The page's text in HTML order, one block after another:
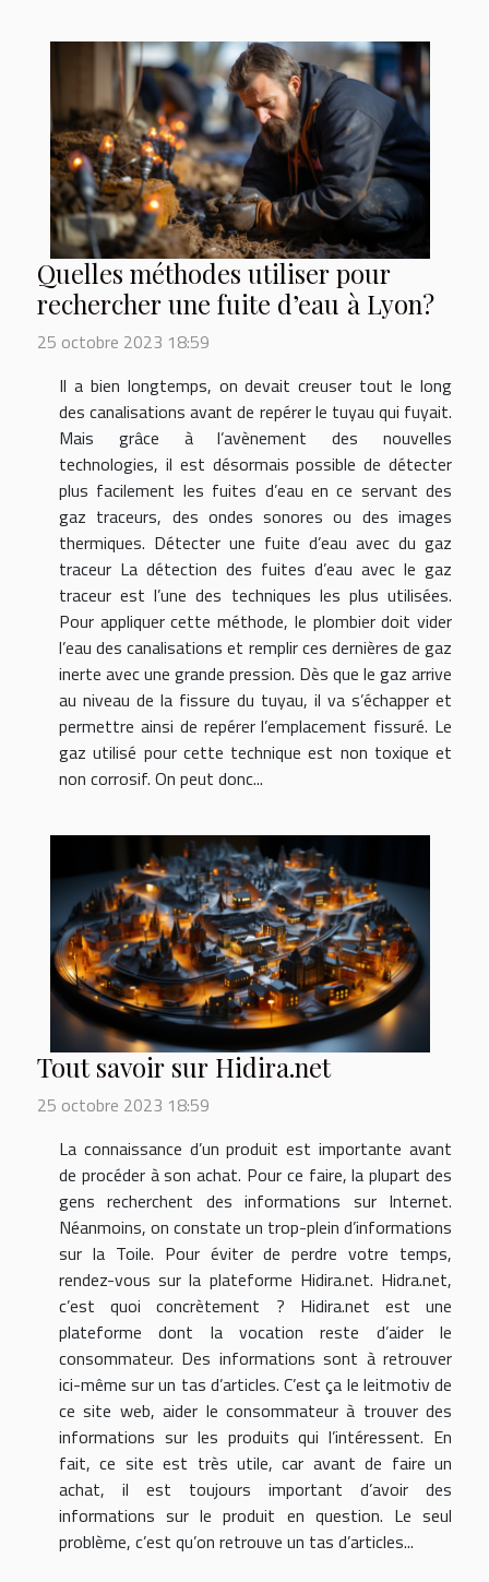
Quelles méthodes utiliser pour
rechercher une fuite d’eau à Lyon?
25 octobre 2023 18:59
Il a bien longtemps, on devait creuser tout le long
des canalisations avant de repérer le tuyau qui fuyait.
Mais grâce à l’avènement des nouvelles
technologies, il est désormais possible de détecter
plus facilement les fuites d’eau en ce servant des
gaz traceurs, des ondes sonores ou des images
thermiques. Détecter une fuite d’eau avec du gaz
traceur La détection des fuites d’eau avec le gaz
traceur est l’une des techniques les plus utilisées.
Pour appliquer cette méthode, le plombier doit vider
l’eau des canalisations et remplir ces dernières de gaz
inerte avec une grande pression. Dès que le gaz arrive
au niveau de la fissure du tuyau, il va s’échapper et
permettre ainsi de repérer l’emplacement fissuré. Le
gaz utilisé pour cette technique est non toxique et
non corrosif. On peut donc...
Tout savoir sur Hidira.net
25 octobre 2023 18:59
La connaissance d’un produit est importante avant
de procéder à son achat. Pour ce faire, la plupart des
gens recherchent des informations sur Internet.
Néanmoins, on constate un trop-plein d’informations
sur la Toile. Pour éviter de perdre votre temps,
rendez-vous sur la plateforme Hidira.net. Hidra.net,
c’est quoi concrètement ? Hidira.net est une
plateforme dont la vocation reste d’aider le
consommateur. Des informations sont à retrouver
ici-même sur un tas d’articles. C’est ça le leitmotiv de
ce site web, aider le consommateur à trouver des
informations sur les produits qui l’intéressent. En
fait, ce site est très utile, car avant de faire un
achat, il est toujours important d’avoir des
informations sur le produit en question. Le seul
problème, c’est qu’on retrouve un tas d’articles...